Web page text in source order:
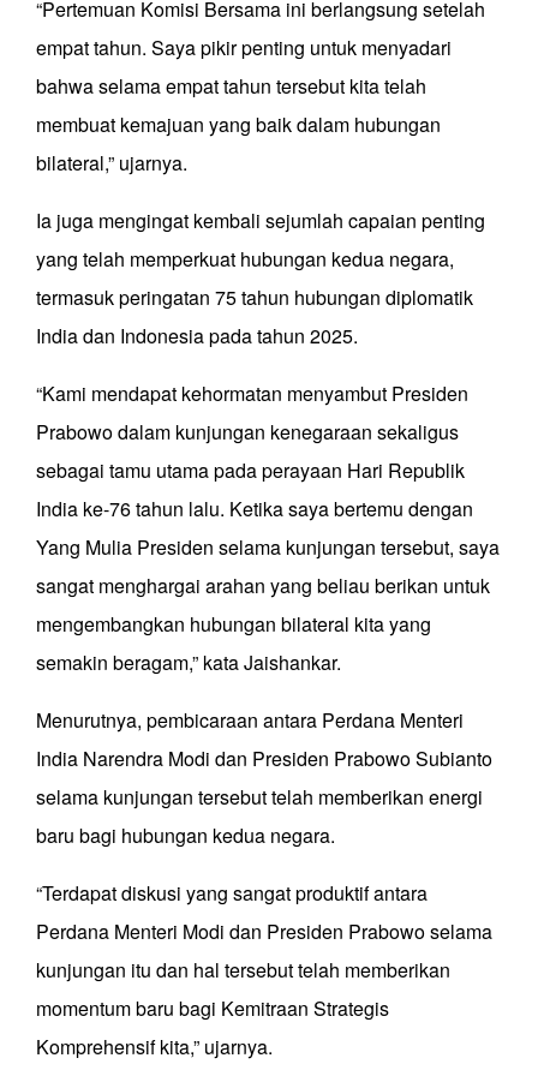
“Pertemuan Komisi Bersama ini berlangsung setelah
empat tahun. Saya pikir penting untuk menyadari
bahwa selama empat tahun tersebut kita telah
membuat kemajuan yang baik dalam hubungan
bilateral,” ujarnya.
Ia juga mengingat kembali sejumlah capaian penting
yang telah memperkuat hubungan kedua negara,
termasuk peringatan 75 tahun hubungan diplomatik
India dan Indonesia pada tahun 2025.
“Kami mendapat kehormatan menyambut Presiden
Prabowo dalam kunjungan kenegaraan sekaligus
sebagai tamu utama pada perayaan Hari Republik
India ke-76 tahun lalu. Ketika saya bertemu dengan
Yang Mulia Presiden selama kunjungan tersebut, saya
sangat menghargai arahan yang beliau berikan untuk
mengembangkan hubungan bilateral kita yang
semakin beragam,” kata Jaishankar.
Menurutnya, pembicaraan antara Perdana Menteri
India Narendra Modi dan Presiden Prabowo Subianto
selama kunjungan tersebut telah memberikan energi
baru bagi hubungan kedua negara.
“Terdapat diskusi yang sangat produktif antara
Perdana Menteri Modi dan Presiden Prabowo selama
kunjungan itu dan hal tersebut telah memberikan
momentum baru bagi Kemitraan Strategis
Komprehensif kita,” ujarnya.